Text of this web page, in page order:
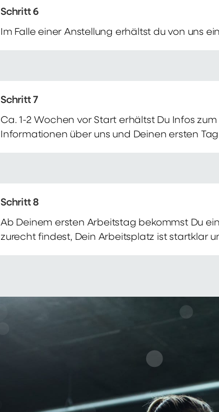
Schritt 6
Im Falle einer Anstellung erhältst du von uns
Schritt 7
Ca. 1-2 Wochen vor Start erhältst Du Infos
Informationen über uns und Deinen ersten
Schritt 8
Ab Deinem ersten Arbeitstag bekommst Du
zurecht findest, Dein Arbeitsplatz ist startklar